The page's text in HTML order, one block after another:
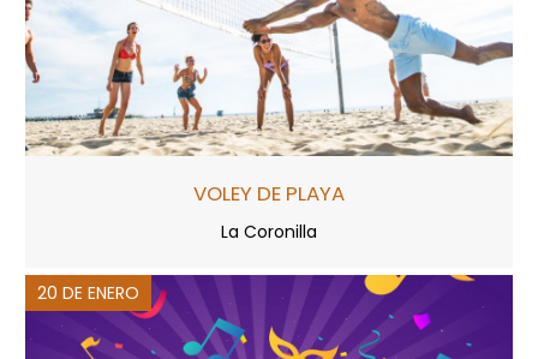
VOLEY DE PLAYA
La Coronilla
20 DE ENERO